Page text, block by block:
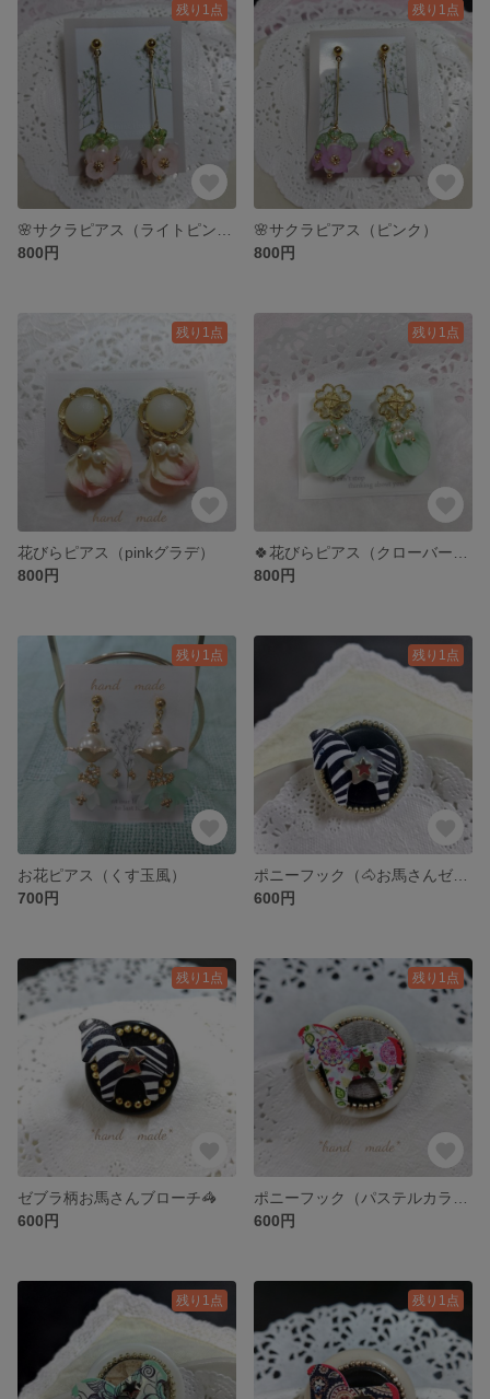
残り1点
800円
残り1点
🌸サクラピアス（ピンク）
800円
残り1点
花びらピアス（pinkグラデ）
800円
残り1点
800円
残り1点
お花ピアス（くす玉風）
700円
残り1点
600円
残り1点
ゼブラ柄お馬さんブローチ🦓
600円
残り1点
600円
残り1点 残り1点